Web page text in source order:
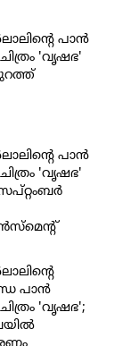
പാന്‍
'വൃഷഭ'
പാന്‍
'വൃഷഭ'
പാന്‍
'വൃഷഭ';